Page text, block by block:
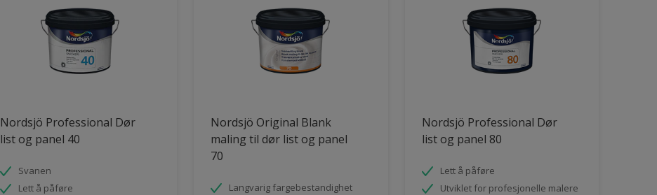
Nordsjö Professional Dør
list og panel 40
Svanen
Lett å påføre
Nordsjö Original Blank
maling til dør list og panel
70
Langvarig fargebestandighet
Nordsjö Professional Dør
list og panel 80
Lett å påføre
Utviklet for profesjonelle malere